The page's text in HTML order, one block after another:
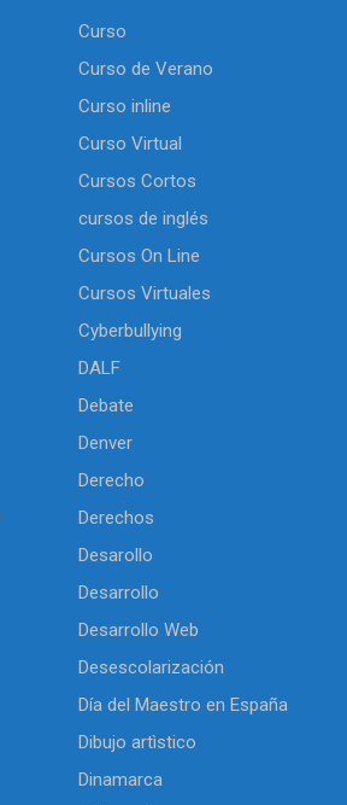
Curso
Curso de Verano
Curso inline
Curso Virtual
Cursos Cortos
cursos de inglés
Cursos On Line
Cursos Virtuales
Cyberbullying
DALF
Debate
Denver
Derecho
Derechos
Desarollo
Desarrollo
Desarrollo Web
Desescolarización
Día del Maestro en España
Dibujo artìstico
Dinamarca